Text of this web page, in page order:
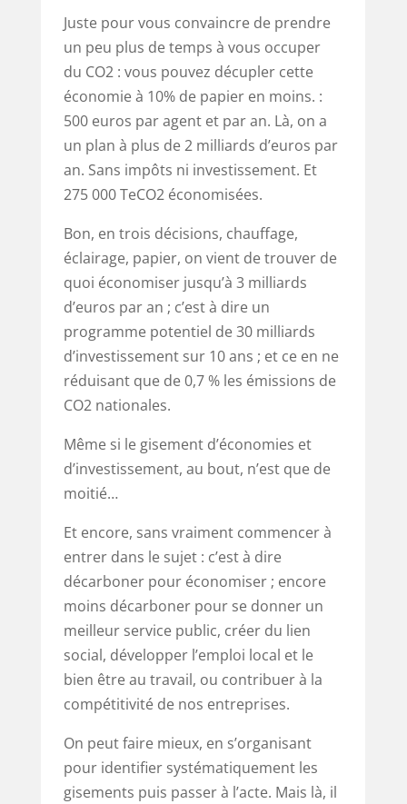
Juste pour vous convaincre de prendre
un peu plus de temps à vous occuper
du CO2 : vous pouvez décupler cette
économie à 10% de papier en moins. :
500 euros par agent et par an. Là, on a
un plan à plus de 2 milliards d’euros par
an. Sans impôts ni investissement. Et
275 000 TeCO2 économisées.
Bon, en trois décisions, chauffage,
éclairage, papier, on vient de trouver de
quoi économiser jusqu’à 3 milliards
d’euros par an ; c’est à dire un
programme potentiel de 30 milliards
d’investissement sur 10 ans ; et ce en ne
réduisant que de 0,7 % les émissions de
CO2 nationales.
Même si le gisement d’économies et
d’investissement, au bout, n’est que de
moitié…
Et encore, sans vraiment commencer à
entrer dans le sujet : c’est à dire
décarboner pour économiser ; encore
moins décarboner pour se donner un
meilleur service public, créer du lien
social, développer l’emploi local et le
bien être au travail, ou contribuer à la
compétitivité de nos entreprises.
On peut faire mieux, en s’organisant
pour identifier systématiquement les
gisements puis passer à l’acte. Mais là, il